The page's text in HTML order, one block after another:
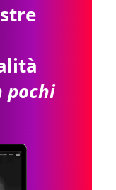
pochi